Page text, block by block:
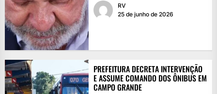
RV
25 de junho de 2026
PREFEITURA DECRETA INTERVENÇÃO
E ASSUME COMANDO DOS ÔNIBUS EM
CAMPO GRANDE